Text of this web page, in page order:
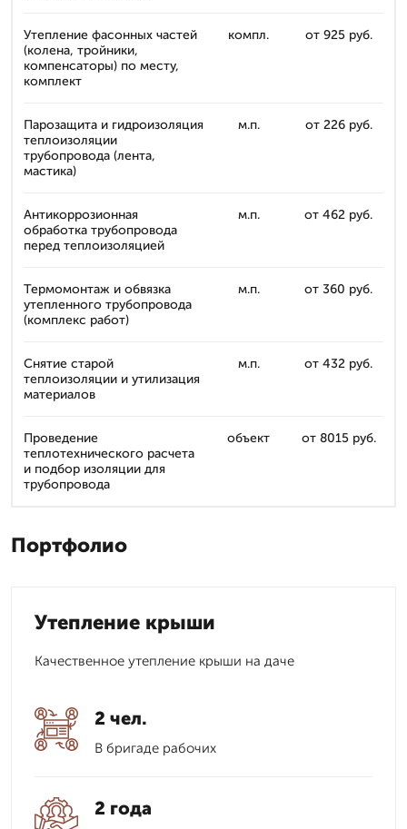
Утепление фасонных частей
(колена, тройники,
компенсаторы) по месту,
комплект
компл. от 925 руб.
Парозащита и гидроизоляция
теплоизоляции
трубопровода (лента,
мастика)
м.п. от 226 руб.
Антикоррозионная
обработка трубопровода
перед теплоизоляцией
м.п. от 462 руб.
Термомонтаж и обвязка
утепленного трубопровода
(комплекс работ)
м.п. от 360 руб.
Снятие старой
теплоизоляции и утилизация
материалов
м.п. от 432 руб.
Проведение
теплотехнического расчета
и подбор изоляции для
трубопровода
объект от 8015 руб.
Портфолио
Утепление крыши
Качественное утепление крыши на даче
2 чел.
В бригаде рабочих
2 года